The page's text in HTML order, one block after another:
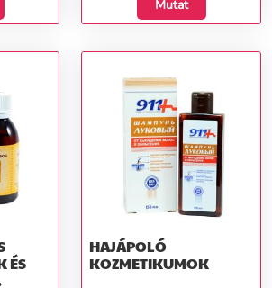
Mutat
ÉS
HAJÁPOLÓ
KOZMETIKUMOK